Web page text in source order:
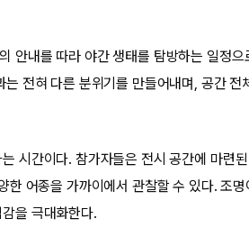
안내를 따라 야간 생태를 탐방하는 일정으
전혀 다른 분위기를 만들어내며, 공간 전
시간이다. 참가자들은 전시 공간에 마련
어종을 가까이에서 관찰할 수 있다. 조
을 극대화한다.